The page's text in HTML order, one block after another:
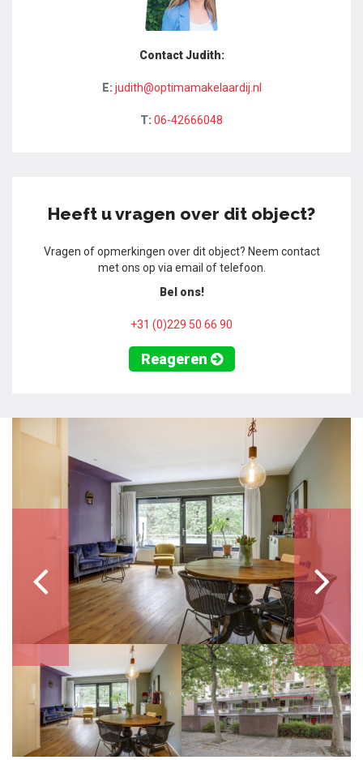
Contact Judith:
E: judith@optimamakelaardij.nl
T: 06-42666048
Heeft u vragen over dit object?
Vragen of opmerkingen over dit object? Neem contact
met ons op via email of telefoon.
Bel ons!
+31 (0)229 50 66 90
Reageren